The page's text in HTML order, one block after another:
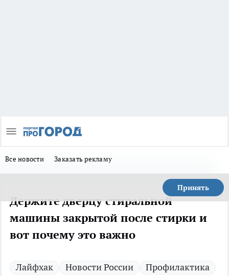
Все новости Заказать рекламу
Принять
Держите дверцу стиральной
машины закрытой после стирки и
вот почему это важно
Лайфхак Новости России
Профилактика